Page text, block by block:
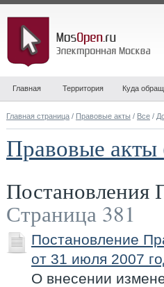
Главная Территория Куда
Главная страница / Правовые акты / Все /
Правовые
Постановления
Страница 381
Постановление
от 31 июля 2007
О внесении